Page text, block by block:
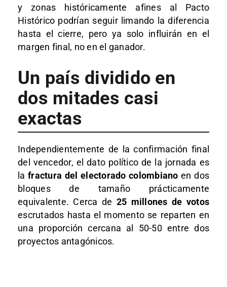
y zonas históricamente afines al Pacto
Histórico podrían seguir limando la diferencia
hasta el cierre, pero ya solo influirán en el
margen final, no en el ganador.
Un país dividido en
dos mitades casi
exactas
Independientemente de la confirmación final
del vencedor, el dato político de la jornada es
lafractura del electorado colombiano en dos
bloques de tamaño prácticamente
equivalente. Cerca de 25 millones de votos
escrutados hasta el momento se reparten en
una proporción cercana al 50-50 entre dos
proyectos antagónicos.